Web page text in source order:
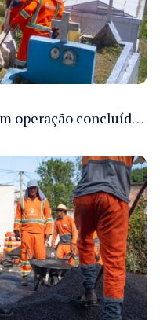
Cemitérios de Manaus têm operação concluída e estrutura pronta para receber famílias no Dia dos Pais